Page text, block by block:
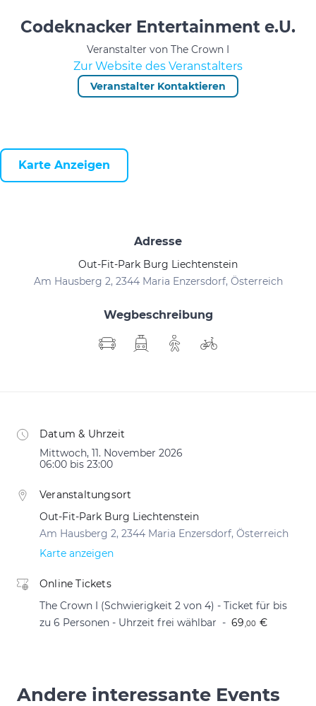
Codeknacker Entertainment e.U.
Veranstalter von The Crown I
Zur Website des Veranstalters
Veranstalter Kontaktieren
Karte Anzeigen
Adresse
Out-Fit-Park Burg Liechtenstein
Am Hausberg 2, 2344 Maria Enzersdorf, Österreich
Wegbeschreibung
Datum & Uhrzeit
Mittwoch, 11. November 2026
06:00 bis 23:00
Veranstaltungsort
Out-Fit-Park Burg Liechtenstein
Am Hausberg 2, 2344 Maria Enzersdorf, Österreich
Karte anzeigen
Online Tickets
The Crown I (Schwierigkeit 2 von 4) - Ticket für bis
zu 6 Personen - Uhrzeit frei wählbar
69,00 €
Andere interessante Events